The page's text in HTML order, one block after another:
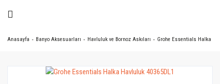
Anasayfa Banyo Aksesuarları Havluluk ve Bornoz Askıları Grohe Essentials Halka